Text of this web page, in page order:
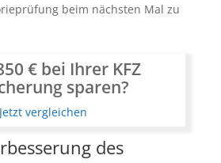
beim nächsten Mal zu
€ bei Ihrer KFZ
sparen?
Jetzt vergleichen
des